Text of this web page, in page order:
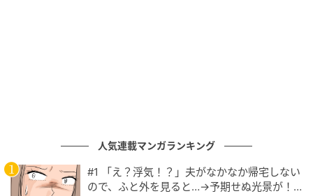
重心が低めで直進安定性が高く、高速域でもふらつきにくい。
い。（42歳/男性）
人気連載マンガランキング
#1 「え？浮気！？」夫がなかなか帰宅しない
ので、ふと外を見ると…→予期せぬ光景が！